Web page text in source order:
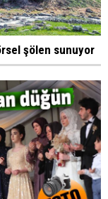
şölen sunuyor